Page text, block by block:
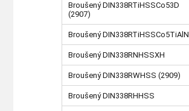
Broušený DIN338RTiHSSCo53D
(2907)
Broušený DIN338RTiHSSCo5TiAlN
Broušený DIN338RNHSSXH
Broušený DIN338RWHSS (2909)
Broušený DIN338RHHSS